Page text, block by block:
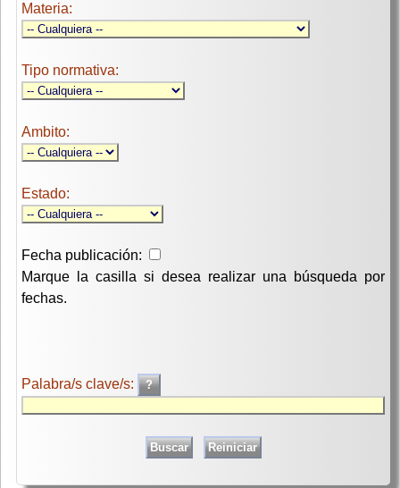
Materia:
Tipo normativa:
Ambito:
Estado:
Fecha publicación:
Marque la casilla si desea realizar una búsqueda por
fechas.
Palabra/s clave/s: